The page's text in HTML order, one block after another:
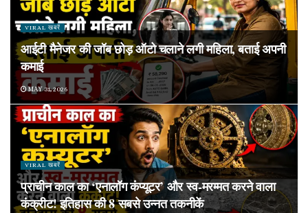
VIRAL खबरें
आईटी मैनेजर की जॉब छोड़ ऑटो चलाने लगी महिला, बताई अपनी
कमाई
MAY 31, 2026
VIRAL खबरें
प्राचीन काल का ‘एनालॉग कंप्यूटर’ और स्व-मरम्मत करने वाला
कंक्रीट! इतिहास की 8 सबसे उन्नत तकनीकें